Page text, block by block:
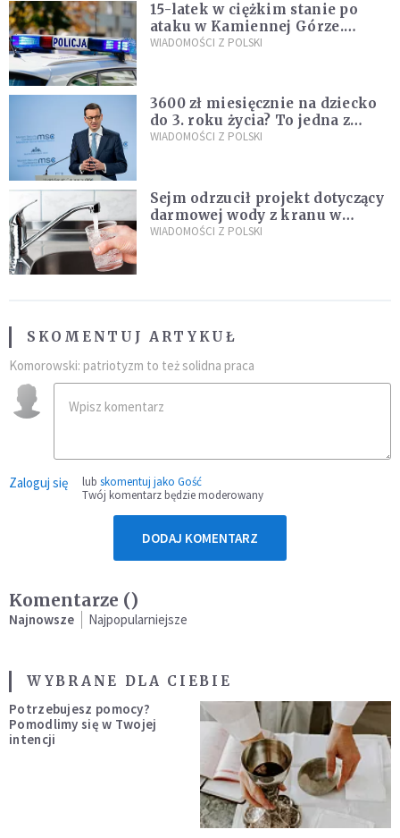
15-latek w ciężkim stanie po
ataku w Kamiennej Górze.
Policja zatrzymała dwóch
WIADOMOŚCI Z POLSKI
3600 zł miesięcznie na dziecko
do 3. roku życia? To jedna z
propozycji programu "Rozwój
WIADOMOŚCI Z POLSKI
Sejm odrzucił projekt dotyczący
darmowej wody z kranu w
restauracjach
WIADOMOŚCI Z POLSKI
SKOMENTUJ ARTYKUŁ
Komorowski: patriotyzm to też solidna praca
Zaloguj się lub skomentuj jako Gość
Twój komentarz będzie moderowany
DODAJ KOMENTARZ
Komentarze ()
Najnowsze Najpopularniejsze
WYBRANE DLA CIEBIE
Potrzebujesz pomocy?
Pomodlimy się w Twojej
intencji